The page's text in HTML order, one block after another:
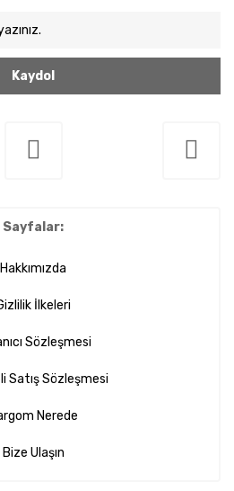
Kaydol
Sayfalar:
Hakkımızda
İlkeleri
Sözleşmesi
Satış Sözleşmesi
Nerede
Bize Ulaşın